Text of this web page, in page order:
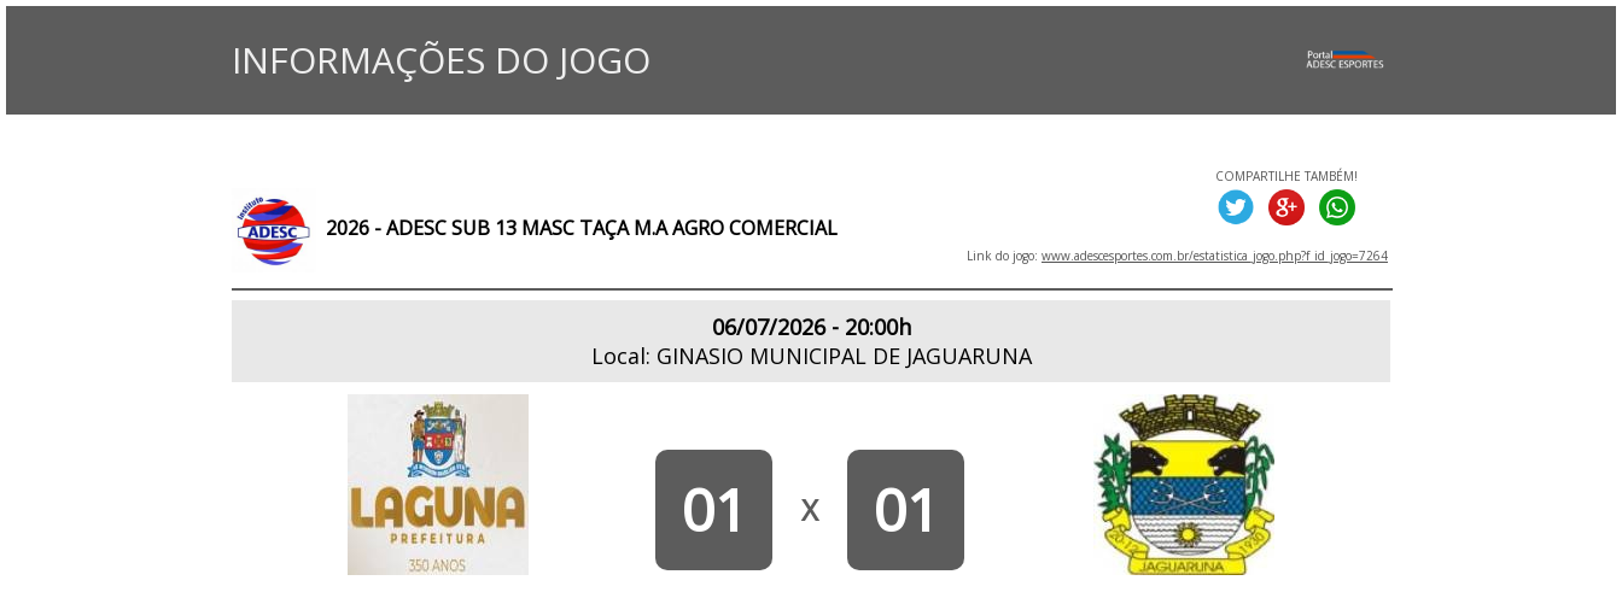
INFORMAÇÕES DO JOGO
2026 - ADESC SUB 13 MASC TAÇA M.A AGRO COMERCIAL
COMPARTILHE TAMBÉM!
Link do jogo: www.adescesportes.com.br/estatistica_jogo.php?f_id_jogo=7264
06/07/2026 - 20:00h
Local: GINASIO MUNICIPAL DE JAGUARUNA
01 X 01